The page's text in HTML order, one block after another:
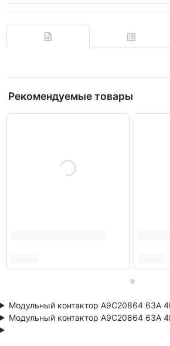
Рекомендуемые товары
Модульный контактор A9C20864 63A
Модульный контактор A9C20864 63A